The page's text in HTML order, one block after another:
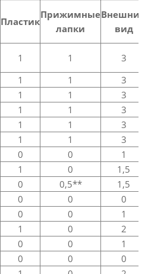
Пластик
Прижимные
лапки
Внешний
вид
1 1
3
1 1
3
1 1
3
1 1
3
1 1
3
1 1
3
0 0
1
1 0
1,5
0 0,5**
1,5
0 0
0
0 0
1
1 0
2
0 0
1
0 0
0